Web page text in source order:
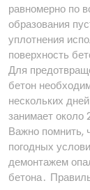
равномерно по
образования
уплотнения
поверхность
Для
бетон
нескольких
занимает около
Важно помнить,
погодных
демонтажем
бетона․